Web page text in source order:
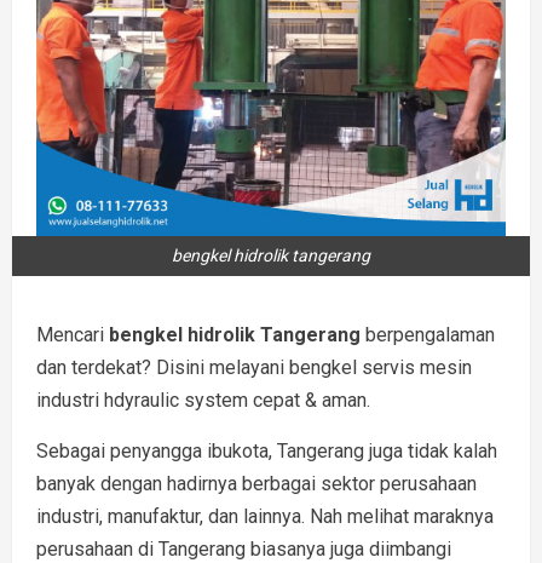
bengkel hidrolik tangerang
Mencari bengkel hidrolik Tangerang berpengalaman
dan terdekat? Disini melayani bengkel servis mesin
industri hdyraulic system cepat & aman.
Sebagai penyangga ibukota, Tangerang juga tidak kalah
banyak dengan hadirnya berbagai sektor perusahaan
industri, manufaktur, dan lainnya. Nah melihat maraknya
perusahaan di Tangerang biasanya juga diimbangi